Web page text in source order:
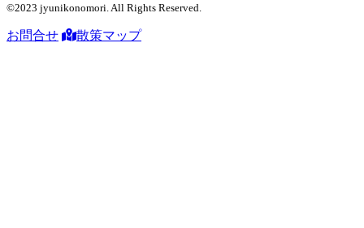
©2023 jyunikonomori. All Rights Reserved.
お問合せ 散策マップ